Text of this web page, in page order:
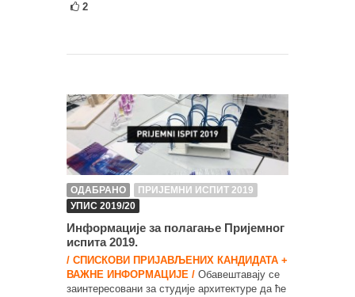
2
ОДАБРАНО
ПРИЈЕМНИ ИСПИТ 2019
УПИС 2019/20
Информације за полагање Пријемног
испита 2019.
/ СПИСКОВИ ПРИЈАВЉЕНИХ КАНДИДАТА +
ВАЖНЕ ИНФОРМАЦИЈЕ / Обавештавају се
заинтересовани за студије архитектуре да ће